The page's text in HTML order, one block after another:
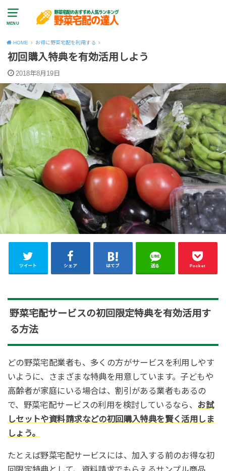
MENU
HOME お得に野菜宅配を利用する
初回購入特典を有効活用しよう
2018年8月19日
ツイート シェア はてブ 送る Pocket
野菜宅配サービスの初回限定特典を有効活用す
る方法
どの野菜宅配業者も、多くの方がサービスを利用しやす
いように、さまざまな特典を用意しています。子どもや
高齢者が家庭にいる場合は、割引がある業者もあるの
で、野菜宅配サービスの利用を検討しているなら、 お試
しセットや資料請求などの初回購入特典を賢く活用しま
しょう。
たとえば野菜宅配サービスには、加入する前のお得な初